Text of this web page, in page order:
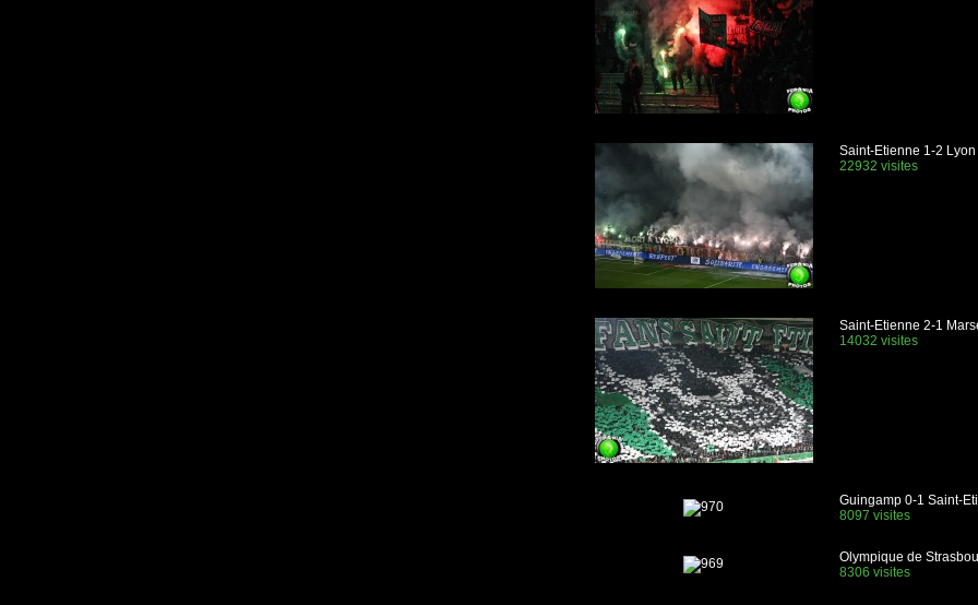
Saint-Etienne 1-2 Lyon
22932 visites
Saint-Etienne 2-1
14032 visites
Guingamp 0-1 Saint-
8097 visites
Olympique de
8306 visites